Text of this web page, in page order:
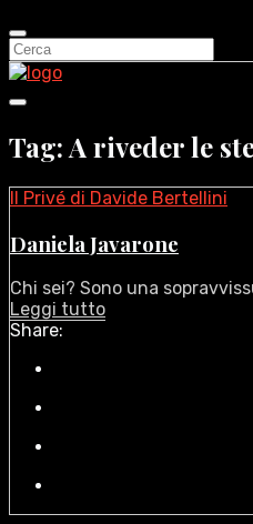
Tag: A riveder le
Il Privé di Davide Bertellini
Daniela Javarone
Chi sei? Sono una
Leggi tutto
Share: